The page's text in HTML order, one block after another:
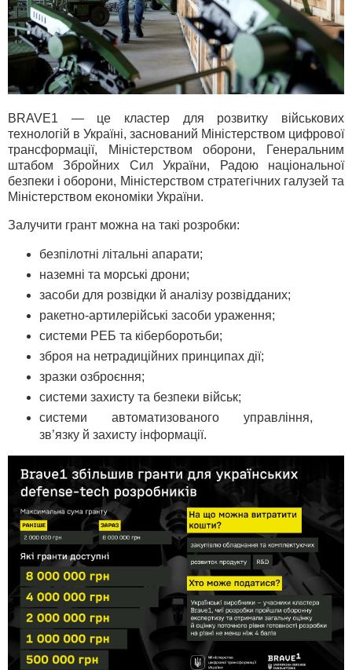
BRAVE1 — це кластер для розвитку військових
технологій в Україні, заснований Міністерством цифрової
трансформації, Міністерством оборони, Генеральним
штабом Збройних Сил України, Радою національної
безпеки і оборони, Міністерством стратегічних галузей та
Міністерством економіки України.
Залучити грант можна на такі розробки:
безпілотні літальні апарати;
наземні та морські дрони;
засоби для розвідки й аналізу розвідданих;
ракетно-артилерійські засоби ураження;
системи РЕБ та кіберборотьби;
зброя на нетрадиційних принципах дії;
зразки озброєння;
системи захисту та безпеки військ;
системи автоматизованого управління,
зв’язку й захисту інформації.